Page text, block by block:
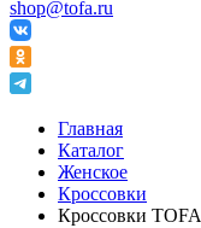
shop@tofa.ru
Главная
Каталог
Женское
Кроссовки
Кроссовки TOFA